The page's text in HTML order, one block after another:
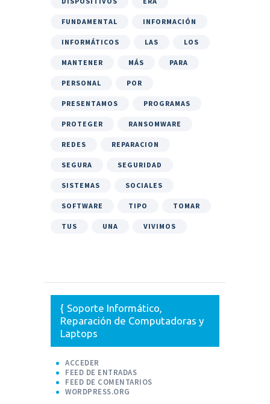
FUNDAMENTAL INFORMACIÓN
INFORMÁTICOS LAS LOS
MANTENER MÁS PARA
PERSONAL POR
PRESENTAMOS PROGRAMAS
PROTEGER RANSOMWARE
REDES REPARACION
SEGURA SEGURIDAD
SISTEMAS SOCIALES
SOFTWARE TIPO TOMAR
TUS UNA VIVIMOS
Soporte Informático,
Reparación de Computadoras y
Laptops
ACCEDER
FEED DE ENTRADAS
FEED DE COMENTARIOS
WORDPRESS.ORG